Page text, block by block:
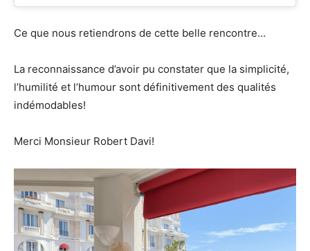
Ce que nous retiendrons de cette belle rencontre…
La reconnaissance d’avoir pu constater que la simplicité,
l’humilité et l’humour sont définitivement des qualités
indémodables!
Merci Monsieur Robert Davi!